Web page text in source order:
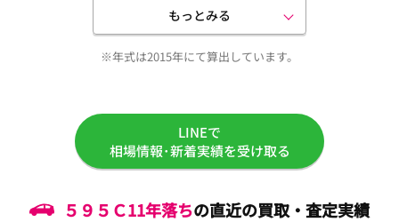
もっとみる
※年式は2015年にて算出しています。
LINEで
相場情報･新着実績を受け取る
５９５Ｃ11年落ちの直近の買取・査定実績